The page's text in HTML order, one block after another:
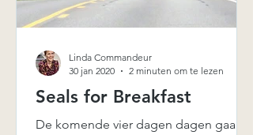
Seals for Breakfast
De komende vier dagen dagen gaan
Linda Commandeur
30 jan 2020
2 minuten om te lezen